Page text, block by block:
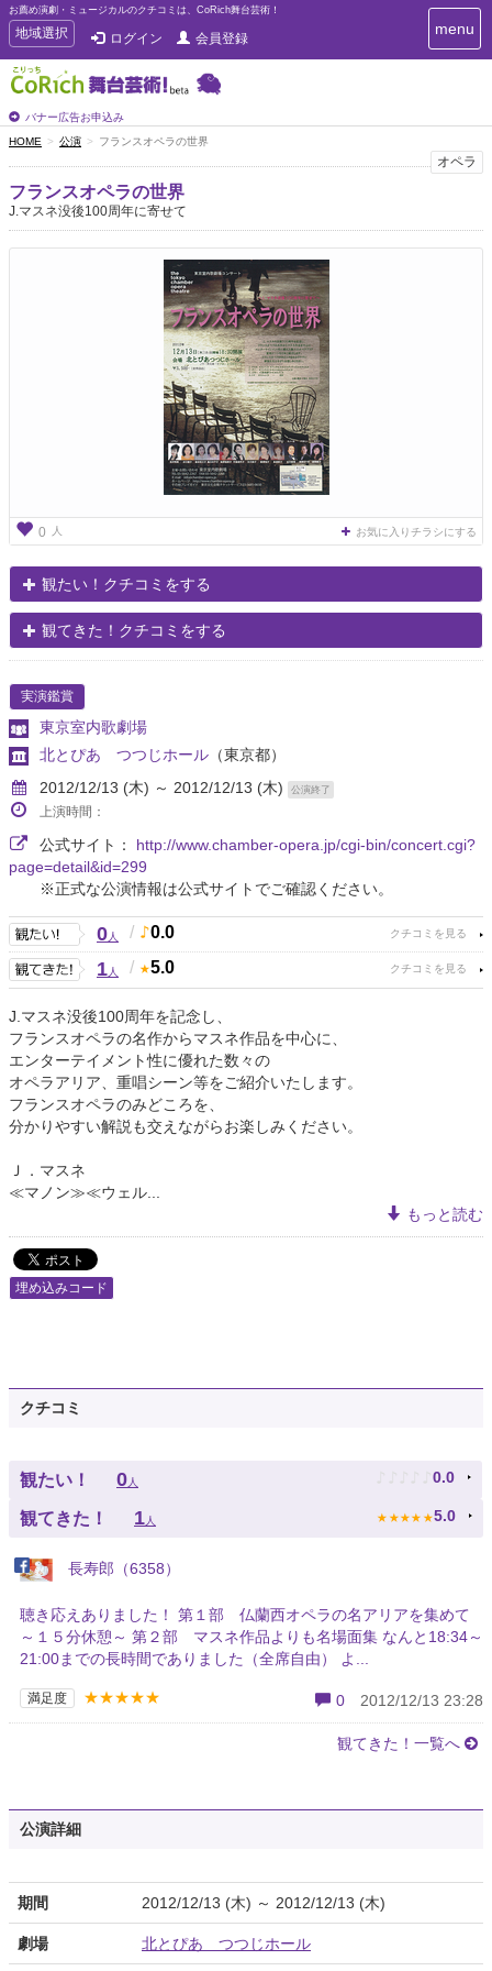
お薦め演劇・ミュージカルのクチコミは、CoRich舞台芸術！
T
o
g
g
e
n
a
i
g
地域選択 ログイン 会員登録
バナー広告お申込み
T
o
n
g
menu
HOME 公演 フランスオペラの世界
オペラ
フランスオペラの世界
J.マスネ没後100周年に寄せて
0 人 お気に入りチラシにする
観たい！クチコミをする
観てきた！クチコミをする
実演鑑賞
東京室内歌劇場
北とぴあ つつじホール （東京都）
2012/12/13 (木) ～ 2012/12/13 (木)
公演終了
上演時間：
公式サイト： http://www.chamber-opera.jp/cgi-bin/concert.cgi?
page=detail&id=299
※正式な公演情報は公式サイトでご確認ください。
0人 / 0.0
1人 / 5.0
J.マスネ没後100周年を記念し、
フランスオペラの名作からマスネ作品を中心に、
エンターテイメント性に優れた数々の
オペラアリア、重唱シーン等をご紹介いたします。
フランスオペラのみどころを、
分かりやすい解説も交えながらお楽しみください。
Ｊ．マスネ
≪マノン≫≪ウェル...
もっと読む
埋め込みコード
クチコミ
観たい！ 0人 ♪ ♪ ♪ ♪ ♪ 0.0
観てきた！ 1人 ★ ★ ★ ★ ★ 5.0
長寿郎（6358）
聴き応えありました！ 第１部 仏蘭西オペラの名アリアを集めて
～１５分休憩～ 第２部 マスネ作品よりも名場面集 なんと18:34～
21:00までの長時間でありました（全席自由） よ...
満足度 ★★★★★ 0 2012/12/13 23:28
観てきた！一覧へ
公演詳細
期間 2012/12/13 (木) ～ 2012/12/13 (木)
劇場 北とぴあ つつじホール